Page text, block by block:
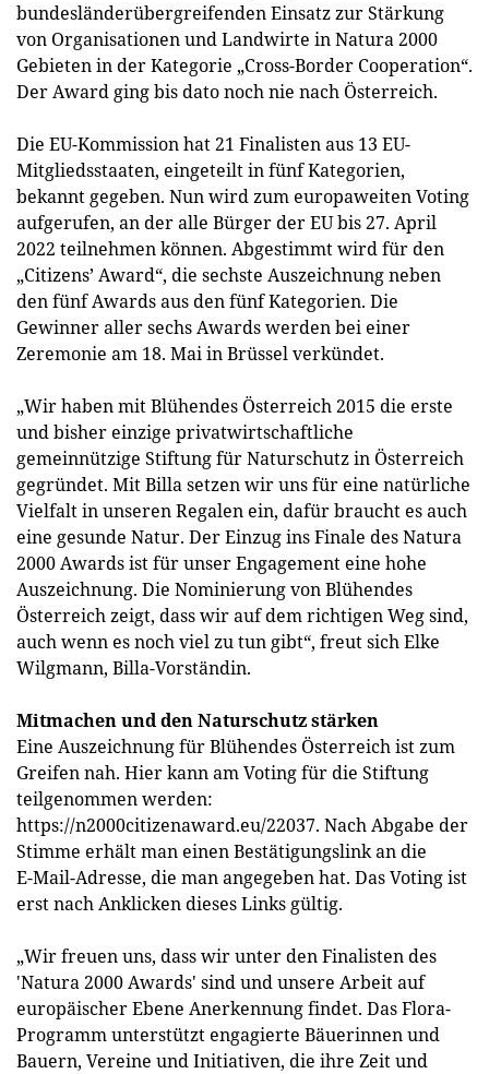
bundesländerübergreifenden Einsatz zur Stärkung
von Organisationen und Landwirte in Natura 2000
Gebieten in der Kategorie „Cross-Border Cooperation“.
Der Award ging bis dato noch nie nach Österreich.
Die EU-Kommission hat 21 Finalisten aus 13 EU-
Mitgliedsstaaten, eingeteilt in fünf Kategorien,
bekannt gegeben. Nun wird zum europaweiten Voting
aufgerufen, an der alle Bürger der EU bis 27. April
2022 teilnehmen können. Abgestimmt wird für den
„Citizens’ Award“, die sechste Auszeichnung neben
den fünf Awards aus den fünf Kategorien. Die
Gewinner aller sechs Awards werden bei einer
Zeremonie am 18. Mai in Brüssel verkündet.
„Wir haben mit Blühendes Österreich 2015 die erste
und bisher einzige privatwirtschaftliche
gemeinnützige Stiftung für Naturschutz in Österreich
gegründet. Mit Billa setzen wir uns für eine natürliche
Vielfalt in unseren Regalen ein, dafür braucht es auch
eine gesunde Natur. Der Einzug ins Finale des Natura
2000 Awards ist für unser Engagement eine hohe
Auszeichnung. Die Nominierung von Blühendes
Österreich zeigt, dass wir auf dem richtigen Weg sind,
auch wenn es noch viel zu tun gibt“, freut sich Elke
Wilgmann, Billa-Vorständin.
Mitmachen und den Naturschutz stärken
Eine Auszeichnung für Blühendes Österreich ist zum
Greifen nah. Hier kann am Voting für die Stiftung
teilgenommen werden:
https://n2000citizenaward.eu/22037. Nach Abgabe der
Stimme erhält man einen Bestätigungslink an die
E-Mail-Adresse, die man angegeben hat. Das Voting ist
erst nach Anklicken dieses Links gültig.
„Wir freuen uns, dass wir unter den Finalisten des
'Natura 2000 Awards' sind und unsere Arbeit auf
europäischer Ebene Anerkennung findet. Das Flora-
Programm unterstützt engagierte Bäuerinnen und
Bauern, Vereine und Initiativen, die ihre Zeit und